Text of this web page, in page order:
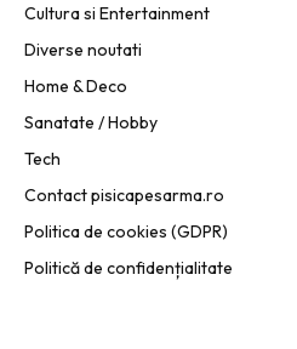
Cultura si Entertainment
Diverse noutati
Home & Deco
Sanatate / Hobby
Tech
Contact pisicapesarma.ro
Politica de cookies (GDPR)
Politică de confidențialitate